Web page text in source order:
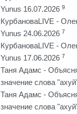
Yunus 16.07.2026 9
КурбановаLIVE -
Yunus 24.06.2026 7
КурбановаLIVE -
Yunus 17.06.2026 7
Таня Адамс -
значение слова
Таня Адамс -
значение слова